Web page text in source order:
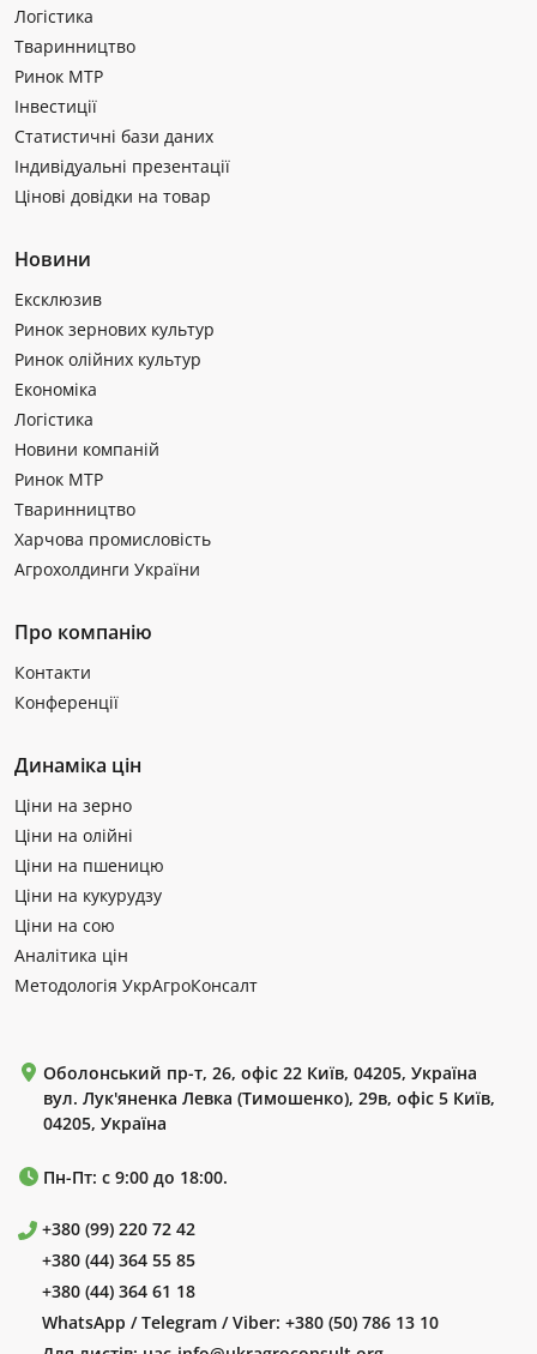
Логістика
Тваринництво
Ринок МТР
Інвестиції
Статистичні бази даних
Індивідуальні презентації
Цінові довідки на товар
Новини
Ексклюзив
Ринок зернових культур
Ринок олійних культур
Економіка
Логістика
Новини компаній
Ринок МТР
Тваринництво
Харчова промисловість
Агрохолдинги України
Про компанію
Контакти
Конференції
Динаміка цін
Ціни на зерно
Ціни на олійні
Ціни на пшеницю
Ціни на кукурудзу
Ціни на сою
Аналітика цін
Методологія УкрАгроКонсалт
Оболонський пр-т, 26, офіс 22 Київ, 04205, Україна
вул. Лук'яненка Левка (Тимошенко), 29в, офіс 5 Київ,
04205, Україна
Пн-Пт: с 9:00 до 18:00.
+380 (99) 220 72 42
+380 (44) 364 55 85
+380 (44) 364 61 18
WhatsApp / Telegram / Viber: +380 (50) 786 13 10